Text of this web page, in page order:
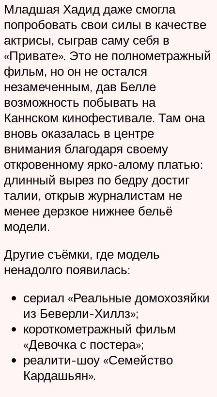
Младшая Хадид даже смогла
попробовать свои силы в качестве
актрисы, сыграв саму себя в
«Привате». Это не полнометражный
фильм, но он не остался
незамеченным, дав Белле
возможность побывать на
Каннском кинофестивале. Там она
вновь оказалась в центре
внимания благодаря своему
откровенному ярко-алому платью:
длинный вырез по бедру достиг
талии, открыв журналистам не
менее дерзкое нижнее бельё
модели.
Другие съёмки, где модель
ненадолго появилась:
сериал «Реальные домохозяйки
из Беверли-Хиллз»;
короткометражный фильм
«Девочка с постера»;
реалити-шоу «Семейство
Кардашьян».